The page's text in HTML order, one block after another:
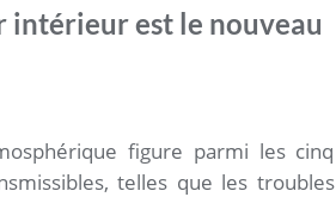
intérieur est le nouveau
figure parmi les cinq
telles que les troubles